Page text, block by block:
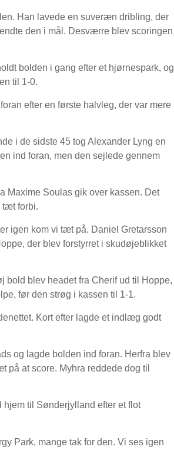
Han lavede en suveræn dribling, der
den i mål. Desværre blev scoringen
bolden i gang efter et hjørnespark, og
til 1-0.
efter en første halvleg, der var mere
i de sidste 45 tog Alexander Lyng en
ind foran, men den sejlede gennem
Maxime Soulas gik over kassen. Det
tæt forbi.
igen kom vi tæt på. Daniel Gretarsson
der blev forstyrret i skudøjeblikket
bold blev headet fra Cherif ud til Hoppe,
før den strøg i kassen til 1-1.
Kort efter lagde et indlæg godt
og lagde bolden ind foran. Herfra blev
på at score. Myhra reddede dog til
hjem til Sønderjylland efter et flot
Park, mange tak for den. Vi ses igen